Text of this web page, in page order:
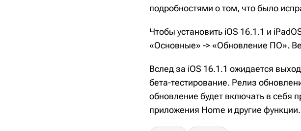
подробностями о том, что было
Чтобы установить iOS 16.1.1 и
«Основные» -> «Обновление ПО».
Вслед за iOS 16.1.1 ожидается
бета-тестирование. Релиз
обновление будет включать в себя
приложения Home и другие функции.